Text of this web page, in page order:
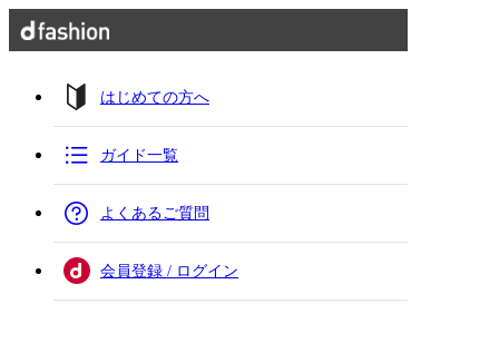
はじめての方へ
ガイド一覧
よくあるご質問
会員登録 / ログイン